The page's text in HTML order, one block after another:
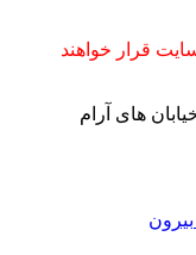
قرار خواهند
های آرام